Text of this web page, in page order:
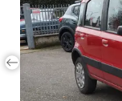
Noleggio a
Auto d'epoca
Moto